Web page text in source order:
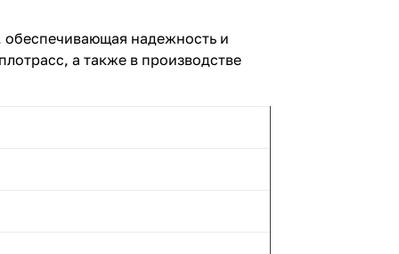
надежность и
а также в производстве